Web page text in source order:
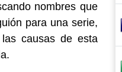
nombres que
para una serie,
causas de esta